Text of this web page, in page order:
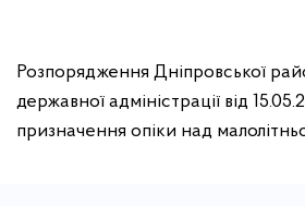
Розпорядження Дніпровської
державної адміністрації від
призначення опіки над